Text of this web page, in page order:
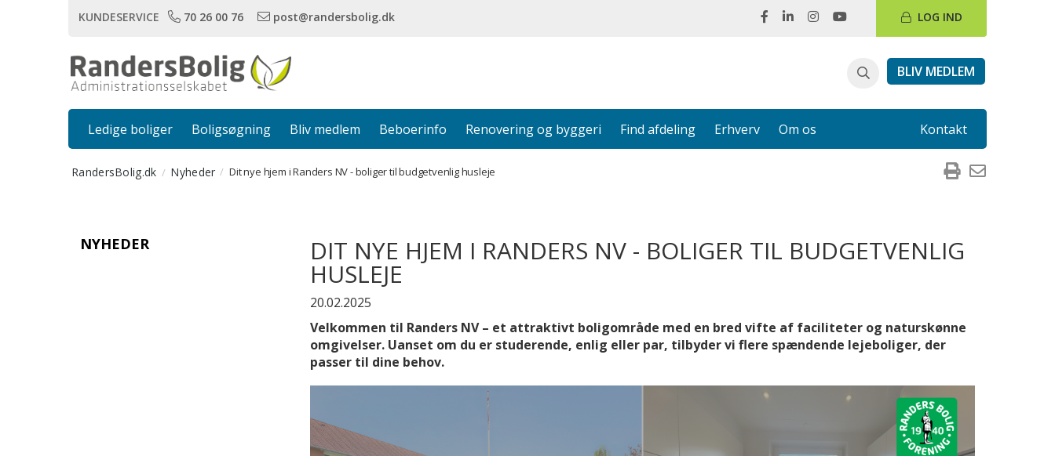
KUNDESERVICE 70 26 00 76 post@randersbolig.dk LOG IND
BLIV MEDLEM
Ledige boliger Boligsøgning Bliv medlem Beboerinfo Renovering og byggeri Find afdeling Erhverv Om os Kontakt
RandersBolig.dk Nyheder Dit nye hjem i Randers NV - boliger til budgetvenlig husleje
NYHEDER DIT NYE HJEM I RANDERS NV - BOLIGER TIL BUDGETVENLIG
HUSLEJE
20.02.2025
Velkommen til Randers NV – et attraktivt boligområde med en bred vifte af faciliteter og naturskønne
omgivelser. Uanset om du er studerende, enlig eller par, tilbyder vi flere spændende lejeboliger, der
passer til dine behov.